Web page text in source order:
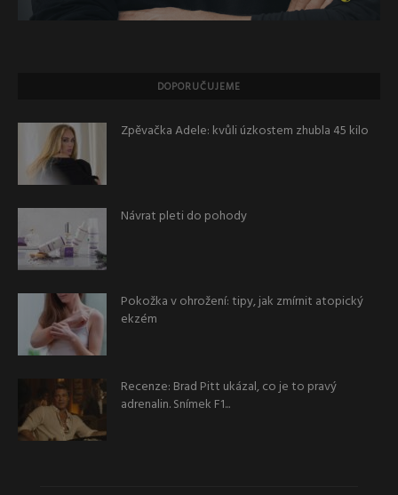
DOPORUČUJEME
Zpěvačka Adele: kvůli úzkostem zhubla 45 kilo
Návrat pleti do pohody
Pokožka v ohrožení: tipy, jak zmírnit atopický
ekzém
Recenze: Brad Pitt ukázal, co je to pravý
adrenalin. Snímek F1...